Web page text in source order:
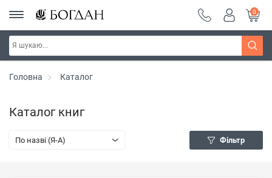
0
Головна Каталог
Каталог книг
По назві (Я-А) Фільтр